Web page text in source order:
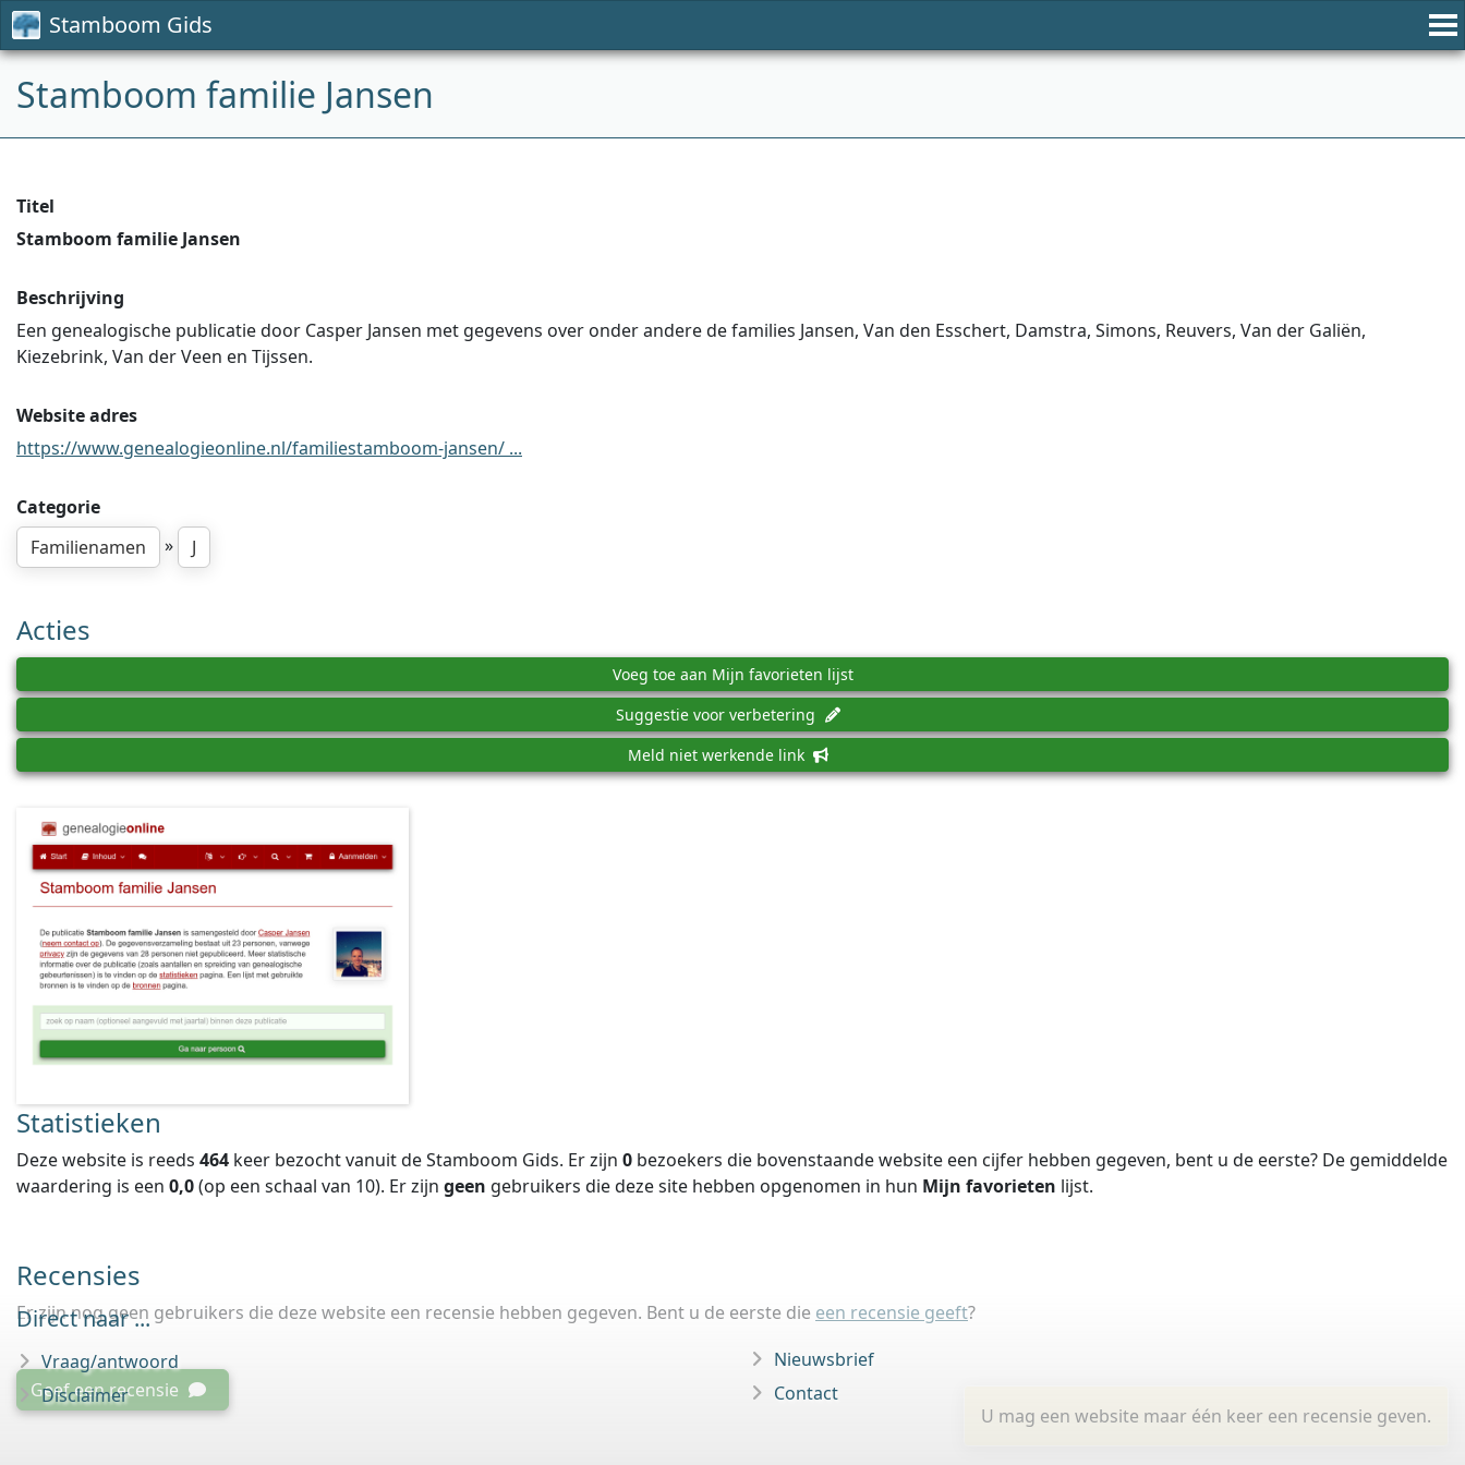
Stamboom Gids
Stamboom familie Jansen
Titel
Stamboom familie Jansen
Beschrijving
Een genealogische publicatie door Casper Jansen met gegevens over onder andere de families Jansen, Van den Esschert, Damstra, Simons, Reuvers, Van der Galiën,
Kiezebrink, Van der Veen en Tijssen.
Website adres
https://www.genealogieonline.nl/familiestamboom-jansen/ ...
Categorie
Familienamen
» J
Acties
Voeg toe aan Mijn favorieten lijst
Suggestie voor verbetering
Meld niet werkende link
Statistieken
Deze website is reeds 464 keer bezocht vanuit de Stamboom Gids. Er zijn 0 bezoekers die bovenstaande website een cijfer hebben gegeven, bent u de eerste? De gemiddelde
waardering is een 0,0(op een schaal van 10). Er zijn geen gebruikers die deze site hebben opgenomen in hun Mijn favorieten lijst.
Recensies
Er zijn nog geen gebruikers die deze website een recensie hebben gegeven. Bent u de eerste die een recensie geeft?
U mag een website maar één keer een recensie geven.
Geef een recensie
Direct naar ...
Vraag/antwoord
Disclaimer
Nieuwsbrief
Contact